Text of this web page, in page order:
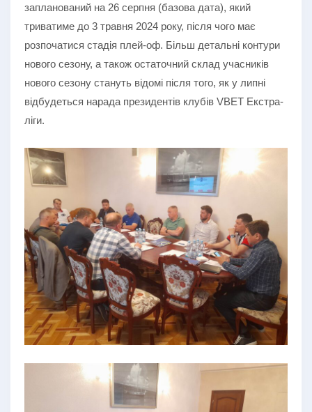
запланований на 26 серпня (базова дата), який
триватиме до 3 травня 2024 року, після чого має
розпочатися стадія плей-оф. Більш детальні контури
нового сезону, а також остаточний склад учасників
нового сезону стануть відомі після того, як у липні
відбудеться нарада президентів клубів VBET Екстра-
ліги.